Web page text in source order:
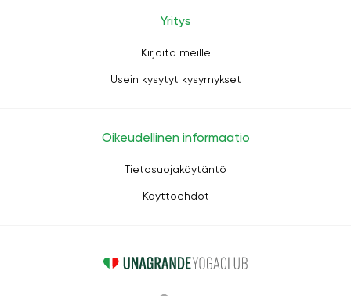
Yritys
Kirjoita meille
Usein kysytyt kysymykset
Oikeudellinen informaatio
Tietosuojakäytäntö
Käyttöehdot